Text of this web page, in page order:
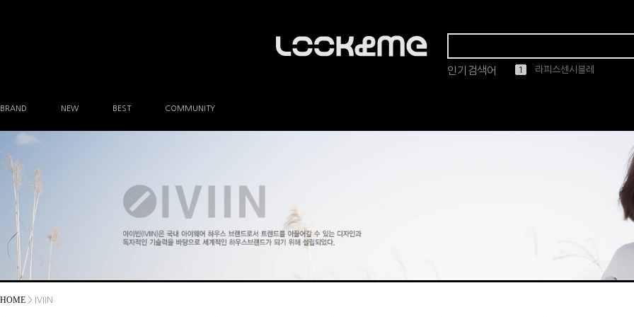
인기검색어 12 마스카
345
BRAND NEW BEST COMMUNITY
A/S안내
상품후기
HOME > IVIIN